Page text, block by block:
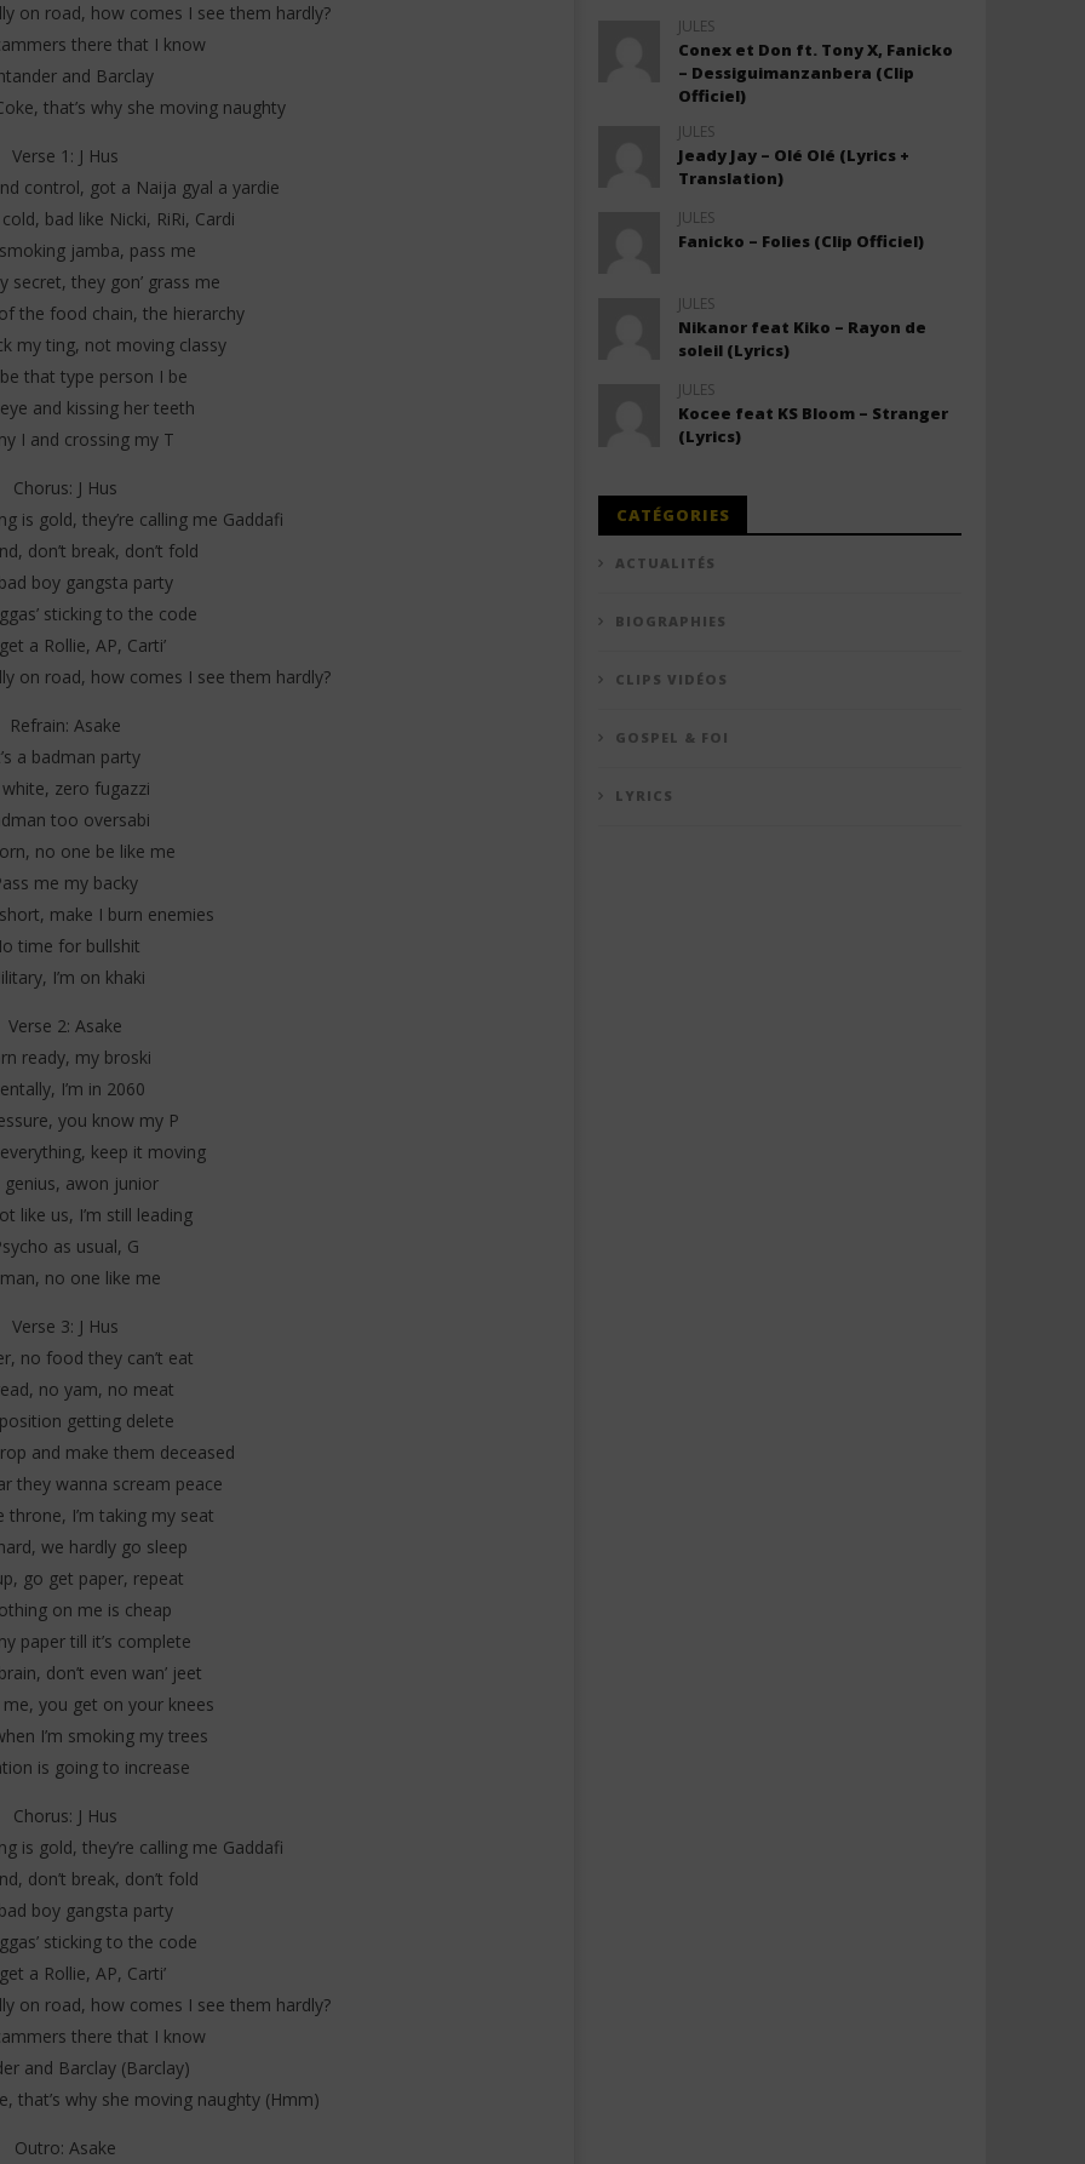
on road, how comes I see them hardly?
there that I know
and Barclay
that’s why she moving naughty
Verse 1: J Hus
control, got a Naija gyal a yardie
bad like Nicki, RiRi, Cardi
jamba, pass me
secret, they gon’ grass me
the food chain, the hierarchy
my ting, not moving classy
that type person I be
and kissing her teeth
I and crossing my T
Chorus: J Hus
is gold, they’re calling me Gaddafi
don’t break, don’t fold
bad boy gangsta party
sticking to the code
a Rollie, AP, Carti’
on road, how comes I see them hardly?
Refrain: Asake
a badman party
zero fugazzi
too oversabi
no one be like me
me my backy
make I burn enemies
time for bullshit
I’m on khaki
Verse 2: Asake
ready, my broski
I’m in 2060
you know my P
keep it moving
genius, awon junior
like us, I’m still leading
as usual, G
no one like me
Verse 3: J Hus
no food they can’t eat
no yam, no meat
getting delete
and make them deceased
they wanna scream peace
throne, I’m taking my seat
we hardly go sleep
go get paper, repeat
on me is cheap
paper till it’s complete
don’t even wan’ jeet
you get on your knees
I’m smoking my trees
is going to increase
Chorus: J Hus
is gold, they’re calling me Gaddafi
don’t break, don’t fold
bad boy gangsta party
sticking to the code
a Rollie, AP, Carti’
on road, how comes I see them hardly?
there that I know
and Barclay (Barclay)
that’s why she moving naughty (Hmm)
Outro: Asake
JULES
Conex et Don ft. Tony X, Fanicko
– Dessiguimanzanbera (Clip
Officiel)
JULES
Jeady Jay – Olé Olé (Lyrics +
Translation)
JULES
Fanicko – Folies (Clip Officiel)
JULES
Nikanor feat Kiko – Rayon de
soleil (Lyrics)
JULES
Kocee feat KS Bloom – Stranger
(Lyrics)
CATÉGORIES
ACTUALITÉS
BIOGRAPHIES
CLIPS VIDÉOS
GOSPEL & FOI
LYRICS